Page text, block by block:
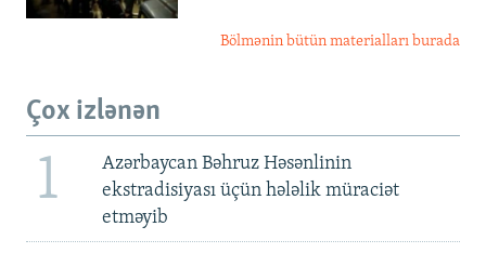
Bölmənin bütün materialları burada
Çox izlənən
1
Azərbaycan Bəhruz Həsənlinin
ekstradisiyası üçün hələlik müraciət
etməyib